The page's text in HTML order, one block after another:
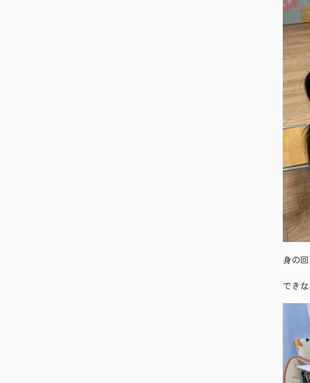
身の
でき